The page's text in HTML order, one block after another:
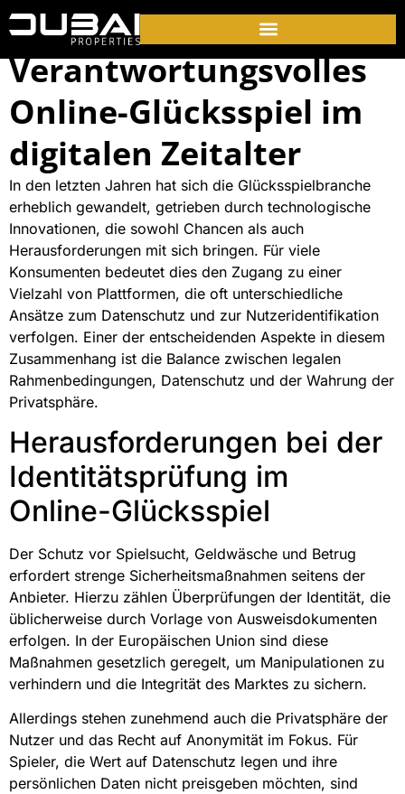
Verantwortungsvolles
Online-Glücksspiel im
digitalen Zeitalter
In den letzten Jahren hat sich die Glücksspielbranche
erheblich gewandelt, getrieben durch technologische
Innovationen, die sowohl Chancen als auch
Herausforderungen mit sich bringen. Für viele
Konsumenten bedeutet dies den Zugang zu einer
Vielzahl von Plattformen, die oft unterschiedliche
Ansätze zum Datenschutz und zur Nutzeridentifikation
verfolgen. Einer der entscheidenden Aspekte in diesem
Zusammenhang ist die Balance zwischen legalen
Rahmenbedingungen, Datenschutz und der Wahrung der
Privatsphäre.
Herausforderungen bei der
Identitätsprüfung im
Online-Glücksspiel
Der Schutz vor Spielsucht, Geldwäsche und Betrug
erfordert strenge Sicherheitsmaßnahmen seitens der
Anbieter. Hierzu zählen Überprüfungen der Identität, die
üblicherweise durch Vorlage von Ausweisdokumenten
erfolgen. In der Europäischen Union sind diese
Maßnahmen gesetzlich geregelt, um Manipulationen zu
verhindern und die Integrität des Marktes zu sichern.
Allerdings stehen zunehmend auch die Privatsphäre der
Nutzer und das Recht auf Anonymität im Fokus. Für
Spieler, die Wert auf Datenschutz legen und ihre
persönlichen Daten nicht preisgeben möchten, sind